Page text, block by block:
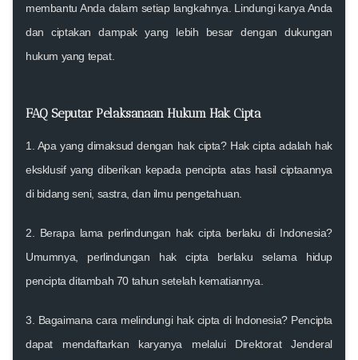
membantu Anda dalam setiap langkahnya. Lindungi karya Anda
dan ciptakan dampak yang lebih besar dengan dukungan
hukum yang tepat.
FAQ Seputar Pelaksanaan Hukum Hak Cipta
1. Apa yang dimaksud dengan hak cipta?Hak cipta adalah hak
eksklusif yang diberikan kepada pencipta atas hasil ciptaannya
di bidang seni, sastra, dan ilmu pengetahuan.
2. Berapa lama perlindungan hak cipta berlaku di Indonesia?
Umumnya, perlindungan hak cipta berlaku selama hidup
pencipta ditambah 70 tahun setelah kematiannya.
3. Bagaimana cara melindungi hak cipta di Indonesia?Pencipta
dapat mendaftarkan karyanya melalui Direktorat Jenderal